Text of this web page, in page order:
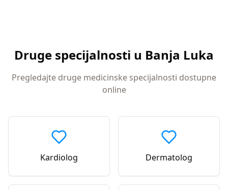
Druge specijalnosti u Banja Luka
Pregledajte druge medicinske specijalnosti dostupne
online
Kardiolog Dermatolog